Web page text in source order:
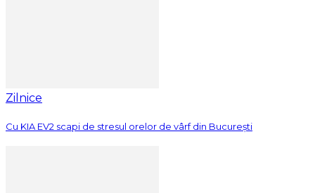
Zilnice
Cu KIA EV2 scapi de stresul orelor de vârf din București